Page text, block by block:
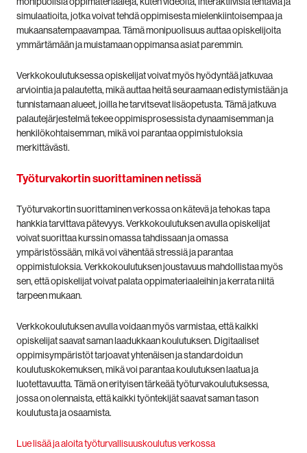
simulaatioita, jotka voivat tehdä oppimisesta mielenkiintoisempaa ja
mukaansatempaavampaa. Tämä monipuolisuus auttaa opiskelijoita
ymmärtämään ja muistamaan oppimansa asiat paremmin.
Verkkokoulutuksessa opiskelijat voivat myös hyödyntää jatkuvaa
arviointia ja palautetta, mikä auttaa heitä seuraamaan edistymistään ja
tunnistamaan alueet, joilla he tarvitsevat lisäopetusta. Tämä jatkuva
palautejärjestelmä tekee oppimisprosessista dynaamisemman ja
henkilökohtaisemman, mikä voi parantaa oppimistuloksia
merkittävästi.
Työturvakortin suorittaminen netissä
Työturvakortin suorittaminen verkossa on kätevä ja tehokas tapa
hankkia tarvittava pätevyys. Verkkokoulutuksen avulla opiskelijat
voivat suorittaa kurssin omassa tahdissaan ja omassa
ympäristössään, mikä voi vähentää stressiä ja parantaa
oppimistuloksia. Verkkokoulutuksen joustavuus mahdollistaa myös
sen, että opiskelijat voivat palata oppimateriaaleihin ja kerrata niitä
tarpeen mukaan.
Verkkokoulutuksen avulla voidaan myös varmistaa, että kaikki
opiskelijat saavat saman laadukkaan koulutuksen. Digitaaliset
oppimisympäristöt tarjoavat yhtenäisen ja standardoidun
koulutuskokemuksen, mikä voi parantaa koulutuksen laatua ja
luotettavuutta. Tämä on erityisen tärkeää työturvakoulutuksessa,
jossa on olennaista, että kaikki työntekijät saavat saman tason
koulutusta ja osaamista.
Lue lisää ja aloita työturvallisuuskoulutus verkossa